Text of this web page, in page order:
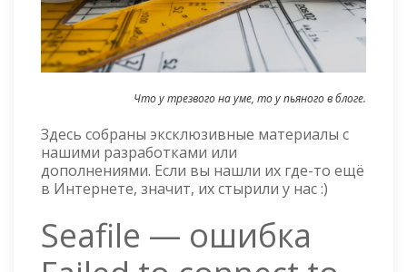
Что у трезвого на уме, то у пьяного в блоге.
Здесь собраны эксклюзивные материалы с
нашими разработками или
дополнениями. Если вы нашли их где-то ещё
в Интернете, значит, их стырили у нас :)
Seafile — ошибка